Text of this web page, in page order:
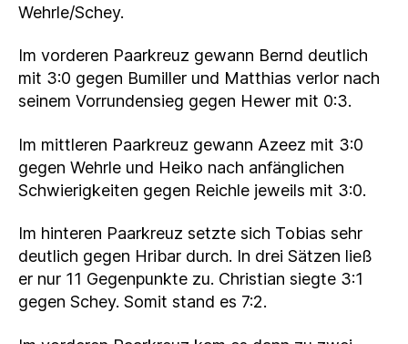
Wehrle/Schey.
Im vorderen Paarkreuz gewann Bernd deutlich
mit 3:0 gegen Bumiller und Matthias verlor nach
seinem Vorrundensieg gegen Hewer mit 0:3.
Im mittleren Paarkreuz gewann Azeez mit 3:0
gegen Wehrle und Heiko nach anfänglichen
Schwierigkeiten gegen Reichle jeweils mit 3:0.
Im hinteren Paarkreuz setzte sich Tobias sehr
deutlich gegen Hribar durch. In drei Sätzen ließ
er nur 11 Gegenpunkte zu. Christian siegte 3:1
gegen Schey. Somit stand es 7:2.